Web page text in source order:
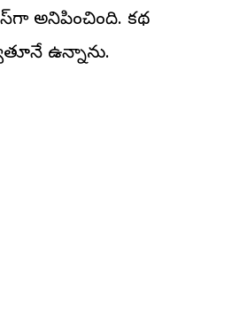
అనిపించింది. కథ
ఉన్నాను.